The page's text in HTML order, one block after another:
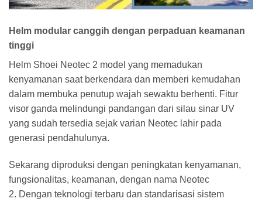
Helm modular canggih dengan perpaduan keamanan
tinggi
Helm Shoei Neotec 2 model yang memadukan
kenyamanan saat berkendara dan memberi kemudahan
dalam membuka penutup wajah sewaktu berhenti. Fitur
visor ganda melindungi pandangan dari silau sinar UV
yang sudah tersedia sejak varian Neotec lahir pada
generasi pendahulunya.
Sekarang diproduksi dengan peningkatan kenyamanan,
fungsionalitas, keamanan, dengan nama Neotec
2. Dengan teknologi terbaru dan standarisasi sistem